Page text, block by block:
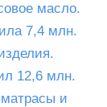
масло.
7,4 млн.
12,6 млн.
и